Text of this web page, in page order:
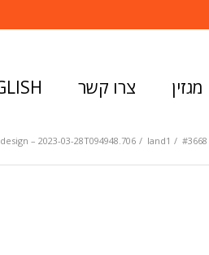
מגזין צרו קשר
/
land1
/
– 2023-03-28T094948.706